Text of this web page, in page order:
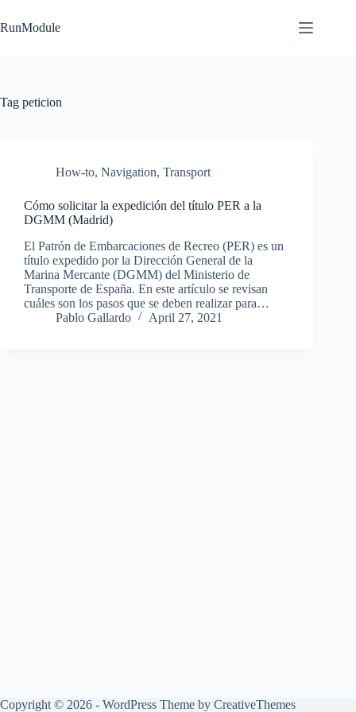
to
content
RunModule
Tag peticion
How-to, Navigation, Transport
Cómo solicitar la expedición del título PER a la
DGMM (Madrid)
El Patrón de Embarcaciones de Recreo (PER) es un
título expedido por la Dirección General de la
Marina Mercante (DGMM) del Ministerio de
Transporte de España. En este artículo se revisan
cuáles son los pasos que se deben realizar para…
Pablo Gallardo
April 27, 2021
Copyright © 2026 - WordPress Theme by CreativeThemes